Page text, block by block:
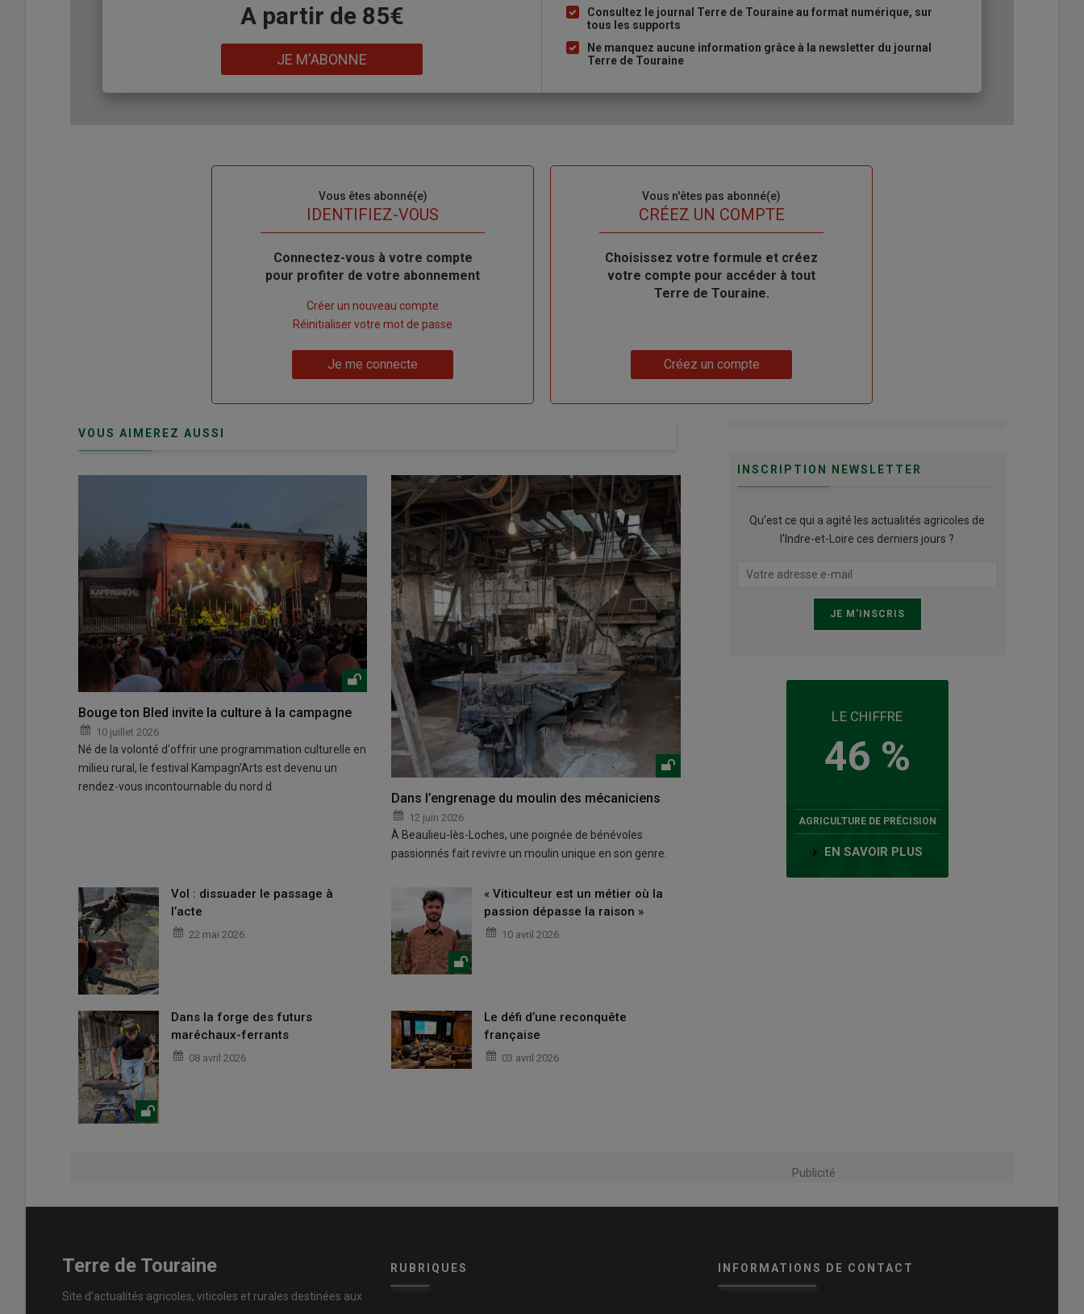
A partir de 85€
JE M'ABONNE
à
puce
Consultez le journal Terre de Touraine au format numérique, sur
tous les supports
Ne manquez aucune information grâce à la newsletter du journal
Terre de Touraine
Vous êtes abonné(e)
IDENTIFIEZ-VOUS
Body
Connectez-vous à votre compte
pour profiter de votre abonnement
compte"
Créer un nouveau compte
Réinitialiser votre mot de passe
Je me connecte
Vous n'êtes pas abonné(e)
TITRECRÉEZ UN COMPTE
Body
Choisissez votre formule et créez
votre compte pour accéder à tout
Terre de Touraine.
Créez un compte
VOUS AIMEREZ AUSSI
Bouge ton Bled invite la culture à la campagne
10 juillet 2026
Né de la volonté d'offrir une programmation culturelle en
milieu rural, le festival Kampagn'Arts est devenu un
rendez-vous incontournable du nord d
Dans l’engrenage du moulin des mécaniciens
12 juin 2026
À Beaulieu-lès-Loches, une poignée de bénévoles
passionnés fait revivre un moulin unique en son genre.
Vol : dissuader le passage à
l’acte
22 mai 2026
« Viticulteur est un métier où la
passion dépasse la raison »
10 avril 2026
Dans la forge des futurs
maréchaux-ferrants
08 avril 2026
Le défi d’une reconquête
française
03 avril 2026
INSCRIPTION NEWSLETTER
Qu’est ce qui a agité les actualités agricoles de
l'Indre-et-Loire ces derniers jours ?
LE CHIFFRE
46 %
AGRICULTURE DE PRÉCISION
EN SAVOIR PLUS
Publicité
Terre de Touraine
Site d'actualités agricoles, viticoles et rurales destinées aux
RUBRIQUES INFORMATIONS DE CONTACT